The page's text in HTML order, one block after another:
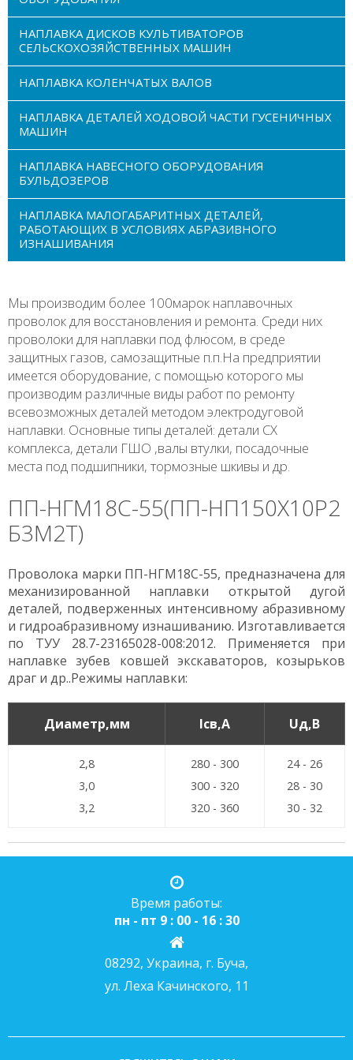
НАПЛАВКА ДИСКОВ КУЛЬТИВАТОРОВ
СЕЛЬСКОХОЗЯЙСТВЕННЫХ МАШИН
НАПЛАВКА КОЛЕНЧАТЫХ ВАЛОВ
НАПЛАВКА ДЕТАЛЕЙ ХОДОВОЙ ЧАСТИ ГУСЕНИЧНЫХ
МАШИН
НАПЛАВКА НАВЕСНОГО ОБОРУДОВАНИЯ
БУЛЬДОЗЕРОВ
НАПЛАВКА МАЛОГАБАРИТНЫХ ДЕТАЛЕЙ,
РАБОТАЮЩИХ В УСЛОВИЯХ АБРАЗИВНОГО
ИЗНАШИВАНИЯ
Мы производим более 100марок наплавочных
проволок для восстановления и ремонта. Среди них
проволоки для наплавки под флюсом, в среде
защитных газов, самозащитные п.п.На предприятии
имеется оборудование, с помощью которого мы
производим различные виды работ по ремонту
всевозможных деталей методом электродуговой
наплавки. Основные типы деталей: детали СХ
комплекса, детали ГШО ,валы втулки, посадочные
места под подшипники, тормозные шкивы и др.
ПП-НГМ18С-55(ПП-НП150Х10Р2
Б3М2Т)
Проволока марки ПП-НГМ18С-55, предназначена для
механизированной наплавки открытой дугой
деталей, подверженных интенсивному абразивному
и гидроабразивному изнашиванию. Изготавливается
по ТУУ 28.7-23165028-008:2012. Применяется при
наплавке зубев ковшей экскаваторов, козырьков
драг и др..Режимы наплавки:
Диаметр,мм Iсв,А Uд,В
2,8
3,0
3,2
280 - 300
300 - 320
320 - 360
24 - 26
28 - 30
30 - 32
Время работы:
пн - пт 9 : 00 - 16 : 30
08292, Украина, г. Буча,
ул. Леха Качинского, 11